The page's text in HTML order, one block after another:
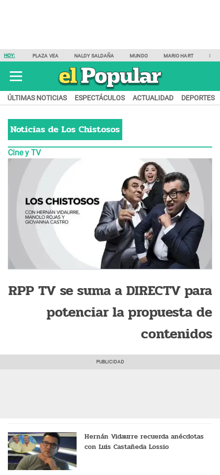
HOY: PLAZA VEA NALDY SALDAÑA MUNDO MARIO HART
ÚLTIMAS NOTICIAS ESPECTÁCULOS ACTUALIDAD DEPORTES
Noticias de Los Chistosos
Cine y TV
RPP TV se suma a DIRECTV para
potenciar la propuesta de
contenidos
Hernán Vidaurre recuerda anécdotas
con Luis Castañeda Lossio